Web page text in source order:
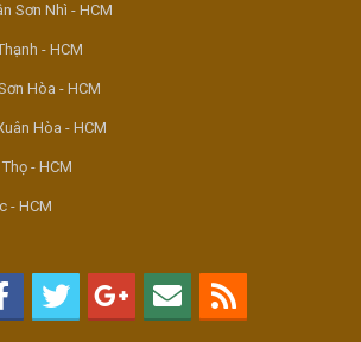
Sơn Nhì - HCM
- HCM
Hòa - HCM
Hòa - HCM
- HCM
- HCM